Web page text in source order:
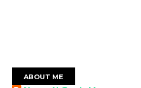
ABOUT ME